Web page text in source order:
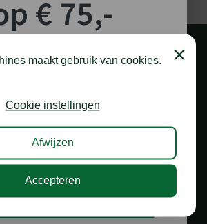
(zwart/fluorescerend oranje)
TREEm jack heeft het keurmerk ‘KWF-Profi’
für Waldarbeit und Forsttechnik
en bostechnologie).
1.000 M2 SHOWROOM
in Staphorst
maakt gebruik van cookies. Close
Cookie instellingen
Afwijzen
Accepteren
€ 75,-
te besteden op onze webshop.
doe graag mee!